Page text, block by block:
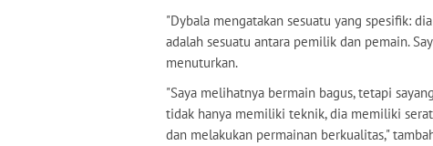
"Dybala mengatakan sesuatu yang spesifik:
adalah sesuatu antara pemilik dan pemain.
menuturkan.
"Saya melihatnya bermain bagus, tetapi
tidak hanya memiliki teknik, dia memiliki
dan melakukan permainan berkualitas,"